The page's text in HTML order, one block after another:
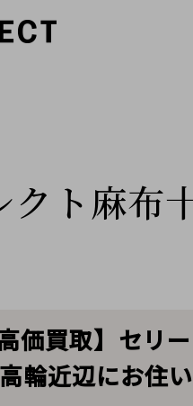
クト麻布
高価買取】セリ
輪近辺にお住